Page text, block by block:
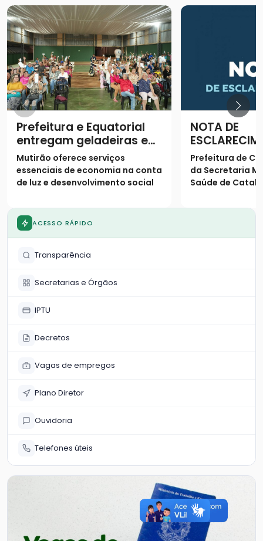
Prefeitura e Equatorial
entregam geladeiras e
prestam serviços à
população
Mutirão oferece serviços
essenciais de economia na conta
de luz e desenvolvimento social
NOTA DE
Prefeitura de
da Secretaria
Saúde de
população
ACESSO RÁPIDO
Transparência
Secretarias e Órgãos
IPTU
Decretos
Vagas de empregos
Plano Diretor
Ouvidoria
Telefones úteis